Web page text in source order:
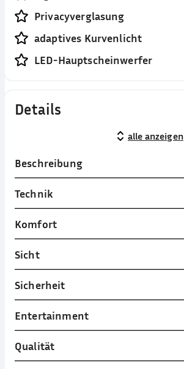
Privacyverglasung
adaptives Kurvenlicht
LED-Hauptscheinwerfer
Details
alle anzeigen
Beschreibung
Technik
Komfort
Sicht
Sicherheit
Entertainment
Qualität